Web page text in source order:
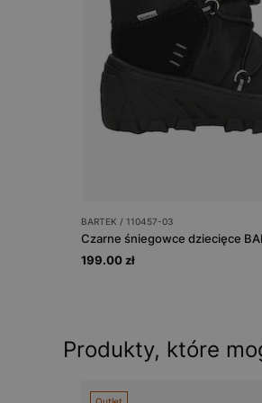
BARTEK / 110457-03
Czarne śniegowce dziecięce
199.00 zł
Produkty, które